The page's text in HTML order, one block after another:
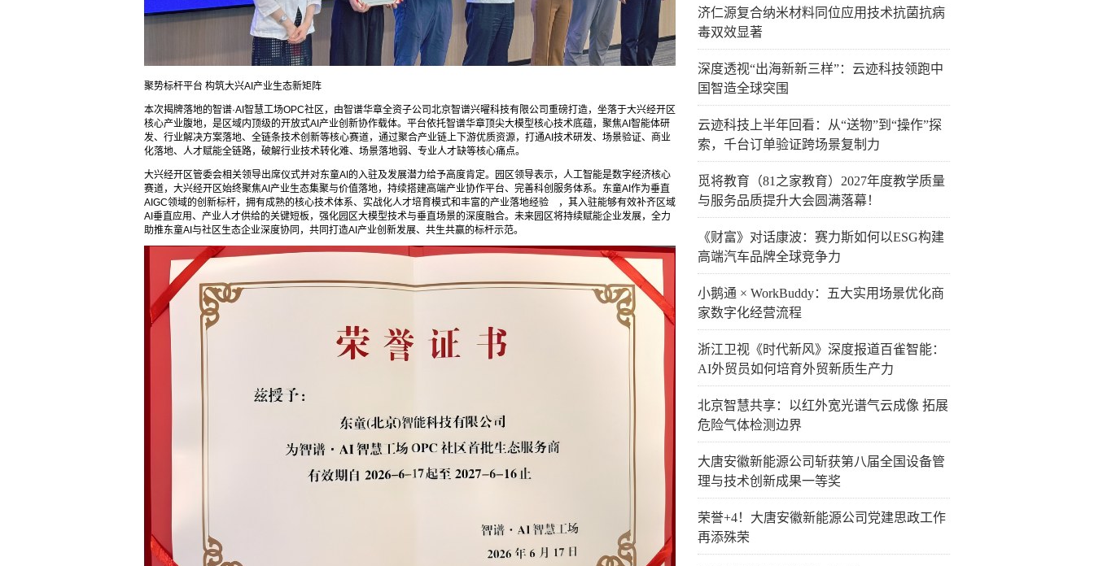
聚势标杆平台 构筑大兴AI产业生态新矩阵
本次揭牌落地的智谱·AI智慧工场OPC社区，由智谱华章全资子公司北京智谱兴曜科技有限公司重磅打造，坐落于大兴经开区
核心产业腹地，是区域内顶级的开放式AI产业创新协作载体。平台依托智谱华章顶尖大模型核心技术底蕴，聚焦AI智能体研
发、行业解决方案落地、全链条技术创新等核心赛道，通过聚合产业链上下游优质资源，打通AI技术研发、场景验证、商业
化落地、人才赋能全链路，破解行业技术转化难、场景落地弱、专业人才缺等核心痛点。
大兴经开区管委会相关领导出席仪式并对东童AI的入驻及发展潜力给予高度肯定。园区领导表示，人工智能是数字经济核心
赛道，大兴经开区始终聚焦AI产业生态集聚与价值落地，持续搭建高端产业协作平台、完善科创服务体系。东童AI作为垂直
AIGC领域的创新标杆，拥有成熟的核心技术体系、实战化人才培育模式和丰富的产业落地经验 ，其入驻能够有效补齐区域
AI垂直应用、产业人才供给的关键短板，强化园区大模型技术与垂直场景的深度融合。未来园区将持续赋能企业发展，全力
助推东童AI与社区生态企业深度协同，共同打造AI产业创新发展、共生共赢的标杆示范。
济仁源复合纳米材料同位应用技术抗菌抗病
毒双效显著
深度透视“出海新新三样”：云迹科技领跑中
国智造全球突围
云迹科技上半年回看：从“送物”到“操作”探
索，千台订单验证跨场景复制力
觅将教育（81之家教育）2027年度教学质量
与服务品质提升大会圆满落幕！
《财富》对话康波：赛力斯如何以ESG构建
高端汽车品牌全球竞争力
小鹅通 × WorkBuddy：五大实用场景优化商
家数字化经营流程
浙江卫视《时代新风》深度报道百雀智能：
AI外贸员如何培育外贸新质生产力
北京智慧共享：以红外宽光谱气云成像 拓展
危险气体检测边界
大唐安徽新能源公司斩获第八届全国设备管
理与技术创新成果一等奖
荣誉+4！大唐安徽新能源公司党建思政工作
再添殊荣